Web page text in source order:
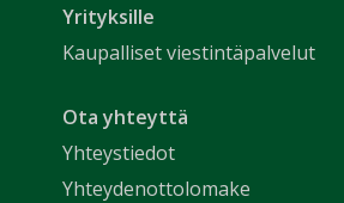
Yrityksille
Kaupalliset viestintäpalvelut
Ota yhteyttä
Yhteystiedot
Yhteydenottolomake